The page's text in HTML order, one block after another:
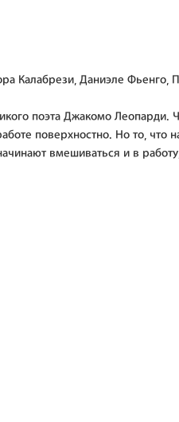
Калабрези, Даниэле
поэта Джакомо Леопарди.
поверхностно. Но то, что
вмешиваться и в